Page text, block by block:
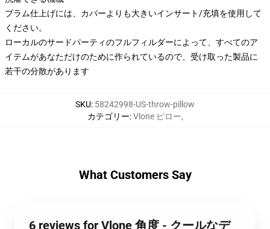
プラム仕上げには、カバーよりも大きいインサート/充填を使用して
ください。
ローカルのサードパーティのフルフィルダーによって、すべてのア
イテムがあなただけのために作られているので、受け取った製品に
若干の分散があります
SKU: 58242998-US-throw-pillow
カテゴリー:Vlone ピロー,
What Customers Say
6 reviews for Vlone 角度 - クールなデ